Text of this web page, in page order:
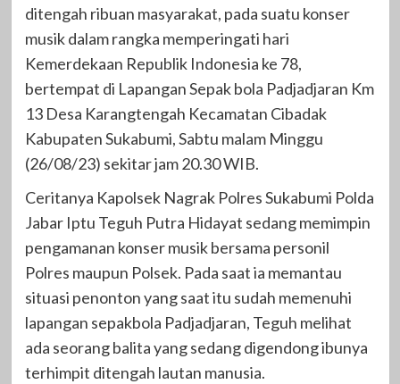
ditengah ribuan masyarakat, pada suatu konser
musik dalam rangka memperingati hari
Kemerdekaan Republik Indonesia ke 78,
bertempat di Lapangan Sepak bola Padjadjaran Km
13 Desa Karangtengah Kecamatan Cibadak
Kabupaten Sukabumi, Sabtu malam Minggu
(26/08/23) sekitar jam 20.30 WIB.
Ceritanya Kapolsek Nagrak Polres Sukabumi Polda
Jabar Iptu Teguh Putra Hidayat sedang memimpin
pengamanan konser musik bersama personil
Polres maupun Polsek. Pada saat ia memantau
situasi penonton yang saat itu sudah memenuhi
lapangan sepakbola Padjadjaran, Teguh melihat
ada seorang balita yang sedang digendong ibunya
terhimpit ditengah lautan manusia.